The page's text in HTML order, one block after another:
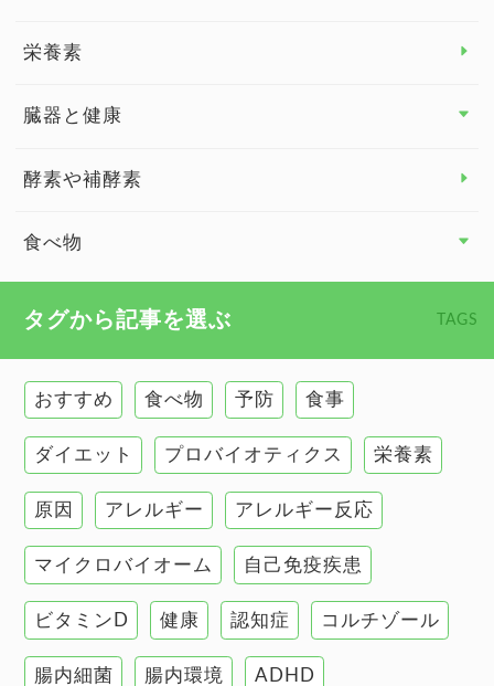
栄養素
臓器と健康
臓器と健康 トップ
慢性疲労
甲状腺
肌
肝臓の健康
腸の健康
自己免疫疾患
高血圧
酵素や補酵素
食べ物
タグから記事を選ぶ TAGS
おすすめ 食べ物 予防 食事
ダイエット プロバイオティクス 栄養素
原因 アレルギー アレルギー反応
マイクロバイオーム 自己免疫疾患
ビタミンD 健康 認知症 コルチゾール
腸内細菌 腸内環境 ADHD